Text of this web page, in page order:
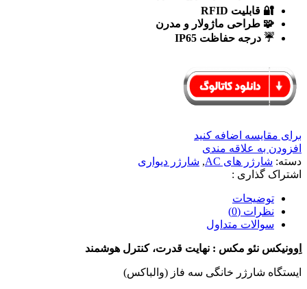
🔐 قابلیت
🧩 طراحی ماژولار و مدرن
☔ درجه حفاظت
برای مقایسه اضافه کنید
افزودن به علاقه مندی
دسته: شارژر های AC , شارژر دیواری
اشتراک گذاری :
توضیحات
نظرات (0)
سوالات متداول
اِوونیکس نئو مکس : نهایت قدرت، کنترل هوشمند
ایستگاه شارژر خانگی سه فاز (والباکس)